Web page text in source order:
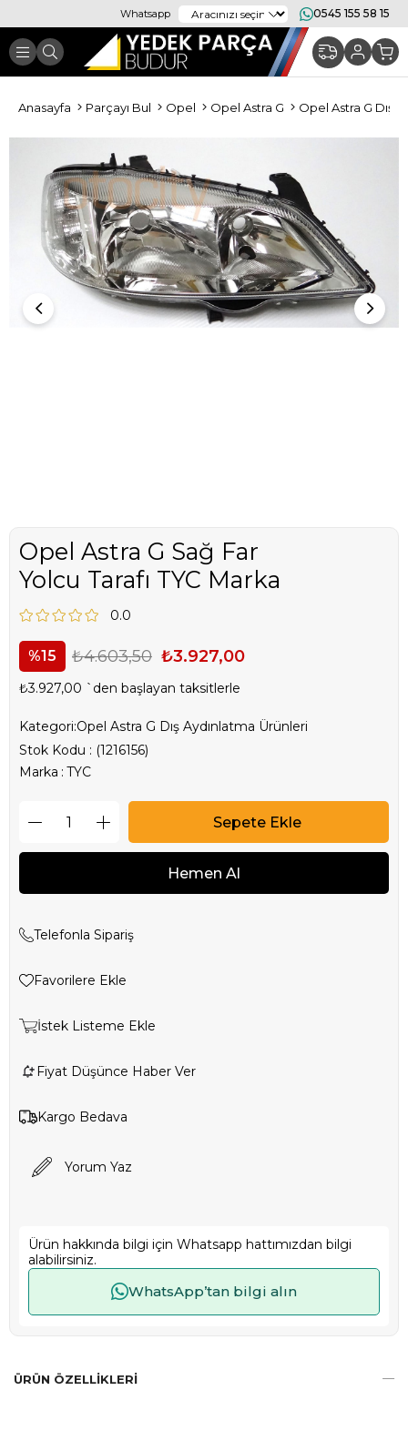
Whatsapp 0545 155 58 15
Anasayfa Parçayı Bul Opel Opel Astra G Opel Astra G Dış
Opel Astra G Sağ Far
Yolcu Tarafı TYC Marka
0.0
15 ₺4.603,50 ₺3.927,00
₺3.927,00 `den başlayan taksitlerle
Kategori:Opel Astra G Dış Aydınlatma Ürünleri
Stok Kodu
(1216156)
Marka : TYC
Telefonla Sipariş
Favorilere Ekle
İstek Listeme Ekle
Fiyat Düşünce Haber Ver
Kargo Bedava
Yorum Yaz
Ürün hakkında bilgi için Whatsapp hattımızdan bilgi
alabilirsiniz.
WhatsApp’tan bilgi alın
ÜRÜN ÖZELLIKLERI